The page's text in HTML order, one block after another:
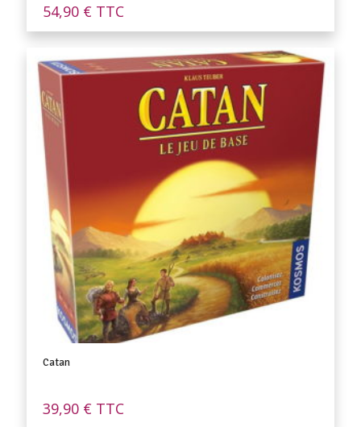
54,90 € TTC
Catan
39,90 € TTC